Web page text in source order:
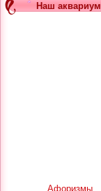
Наш аквариум
Афоризмы